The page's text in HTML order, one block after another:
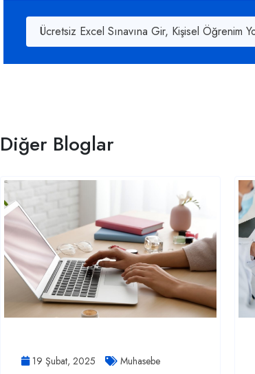
Ücretsiz Excel Sınavına Gir, Kişisel Öğrenim
Diğer Bloglar
19 Şubat, 2025 Muhasebe